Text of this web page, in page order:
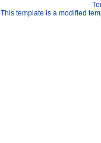
This template is a modified